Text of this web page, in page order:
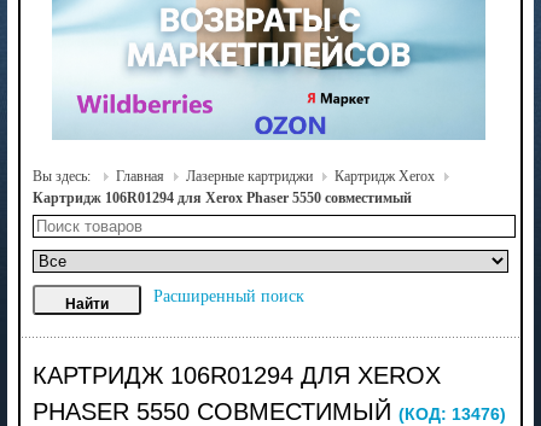
Вы здесь: Главная Лазерные картриджи
Картридж Xerox
Картридж 106R01294 для Xerox Phaser 5550 совместимый
Расширенный поиск
КАРТРИДЖ 106R01294 ДЛЯ XEROX
PHASER 5550 СОВМЕСТИМЫЙ (КОД: 13476)